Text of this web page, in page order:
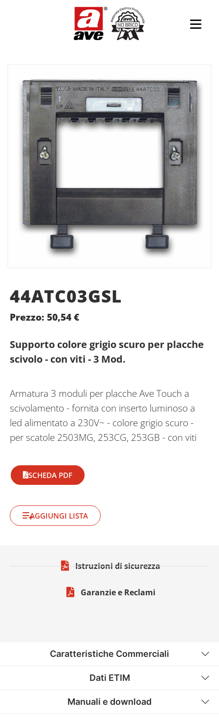
44ATC03GSL
Prezzo: 50,54€
Supporto colore grigio scuro per placche
scivolo - con viti - 3 Mod.
Armatura 3 moduli per placche Ave Touch a
scivolamento - fornita con inserto luminoso a
led alimentato a 230V~ - colore grigio scuro -
per scatole 2503MG, 253CG, 253GB - con viti
SCHEDA PDF
AGGIUNGI LISTA
Istruzioni di sicurezza
Garanzie e Reclami
Caratteristiche Commerciali
Dati ETIM
Manuali e download